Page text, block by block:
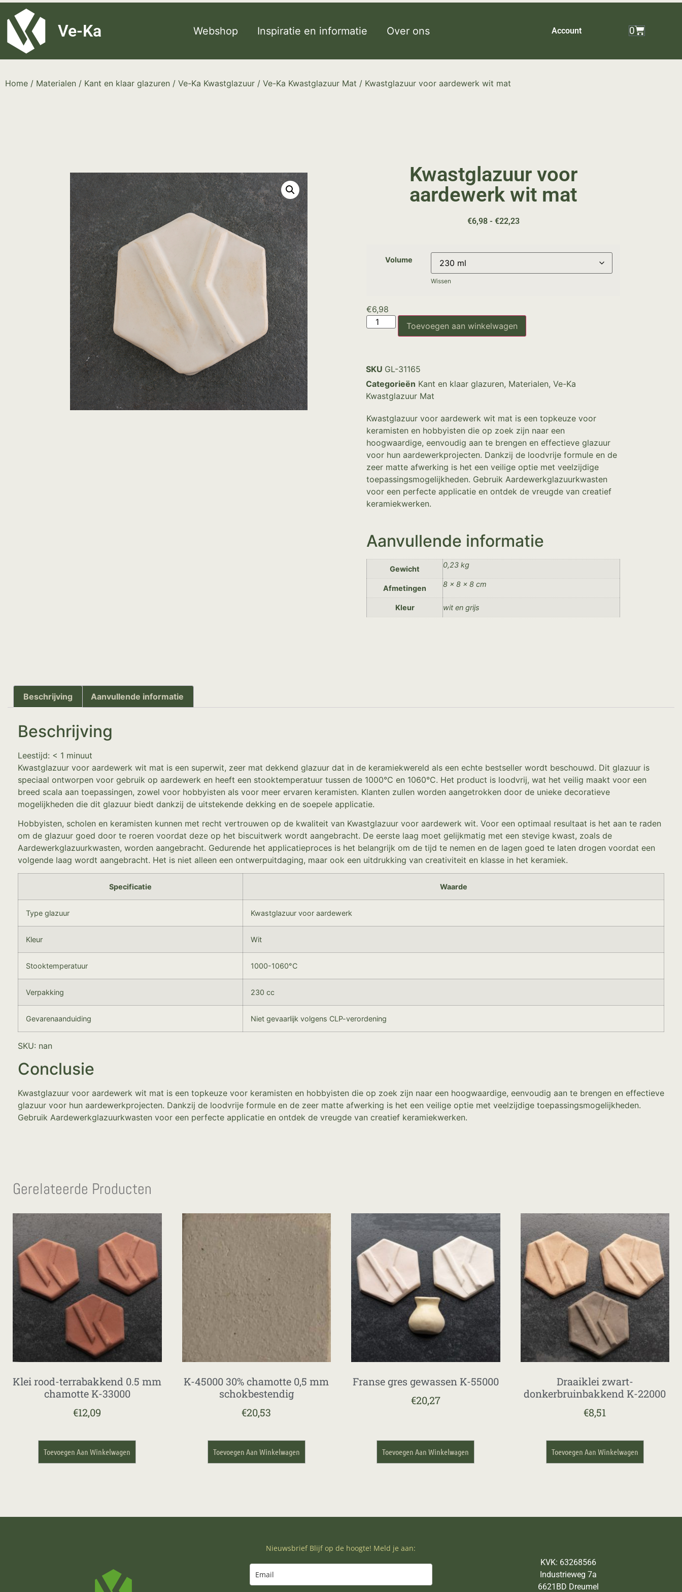
G-8P7N3X5BJ9
Ve-Ka Webshop Inspiratie en informatie Over ons Account 0
Home / Materialen / Kant en klaar glazuren / Ve-Ka Kwastglazuur / Ve-Ka Kwastglazuur Mat / Kwastglazuur voor aardewerk wit mat
Kwastglazuur voor
aardewerk wit mat
€6,98 - €22,23
Volume
Wissen
€6,98
Toevoegen aan winkelwagen
SKU GL-31165
Categorieën Kant en klaar glazuren, Materialen, Ve-Ka
Kwastglazuur Mat
Kwastglazuur voor aardewerk wit mat is een topkeuze voor
keramisten en hobbyisten die op zoek zijn naar een
hoogwaardige, eenvoudig aan te brengen en effectieve glazuur
voor hun aardewerkprojecten. Dankzij de loodvrije formule en de
zeer matte afwerking is het een veilige optie met veelzijdige
toepassingsmogelijkheden. Gebruik Aardewerkglazuurkwasten
voor een perfecte applicatie en ontdek de vreugde van creatief
keramiekwerken.
Aanvullende informatie
Gewicht 0,23 kg
Afmetingen 8 × 8 × 8 cm
Kleur wit en grijs
Beschrijving Aanvullende informatie
Beschrijving
Leestijd: < 1 minuut
Kwastglazuur voor aardewerk wit mat is een superwit, zeer mat dekkend glazuur dat in de keramiekwereld als een echte bestseller wordt beschouwd. Dit glazuur is
speciaal ontworpen voor gebruik op aardewerk en heeft een stooktemperatuur tussen de 1000°C en 1060°C. Het product is loodvrij, wat het veilig maakt voor een
breed scala aan toepassingen, zowel voor hobbyisten als voor meer ervaren keramisten. Klanten zullen worden aangetrokken door de unieke decoratieve
mogelijkheden die dit glazuur biedt dankzij de uitstekende dekking en de soepele applicatie.
Hobbyisten, scholen en keramisten kunnen met recht vertrouwen op de kwaliteit van Kwastglazuur voor aardewerk wit. Voor een optimaal resultaat is het aan te raden
om de glazuur goed door te roeren voordat deze op het biscuitwerk wordt aangebracht. De eerste laag moet gelijkmatig met een stevige kwast, zoals de
Aardewerkglazuurkwasten, worden aangebracht. Gedurende het applicatieproces is het belangrijk om de tijd te nemen en de lagen goed te laten drogen voordat een
volgende laag wordt aangebracht. Het is niet alleen een ontwerpuitdaging, maar ook een uitdrukking van creativiteit en klasse in het keramiek.
Specificatie Waarde
Type glazuur Kwastglazuur voor aardewerk
Kleur Wit
Stooktemperatuur 1000-1060°C
Verpakking 230 cc
Gevarenaanduiding Niet gevaarlijk volgens CLP-verordening
SKU: nan
Conclusie
Kwastglazuur voor aardewerk wit mat is een topkeuze voor keramisten en hobbyisten die op zoek zijn naar een hoogwaardige, eenvoudig aan te brengen en effectieve
glazuur voor hun aardewerkprojecten. Dankzij de loodvrije formule en de zeer matte afwerking is het een veilige optie met veelzijdige toepassingsmogelijkheden.
Gebruik Aardewerkglazuurkwasten voor een perfecte applicatie en ontdek de vreugde van creatief keramiekwerken.
Gerelateerde Producten
Klei rood-terrabakkend 0.5 mm
chamotte K-33000
€12,09
Toevoegen Aan Winkelwagen
K-45000 30% chamotte 0,5 mm
schokbestendig
€20,53
Toevoegen Aan Winkelwagen
Franse gres gewassen K-55000
€20,27
Toevoegen Aan Winkelwagen
Draaiklei zwart-
donkerbruinbakkend K-22000
€8,51
Toevoegen Aan Winkelwagen
Nieuwsbrief Blijf op de hoogte! Meld je aan:
KVK: 63268566
Industrieweg 7a
6621BD Dreumel